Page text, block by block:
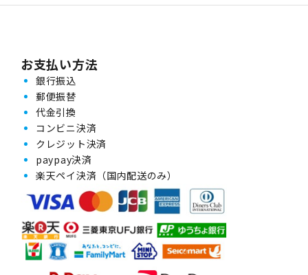
お支払い方法
銀行振込
郵便振替
代金引換
コンビニ決済
クレジット決済
paypay決済
楽天ペイ決済（国内配送のみ）